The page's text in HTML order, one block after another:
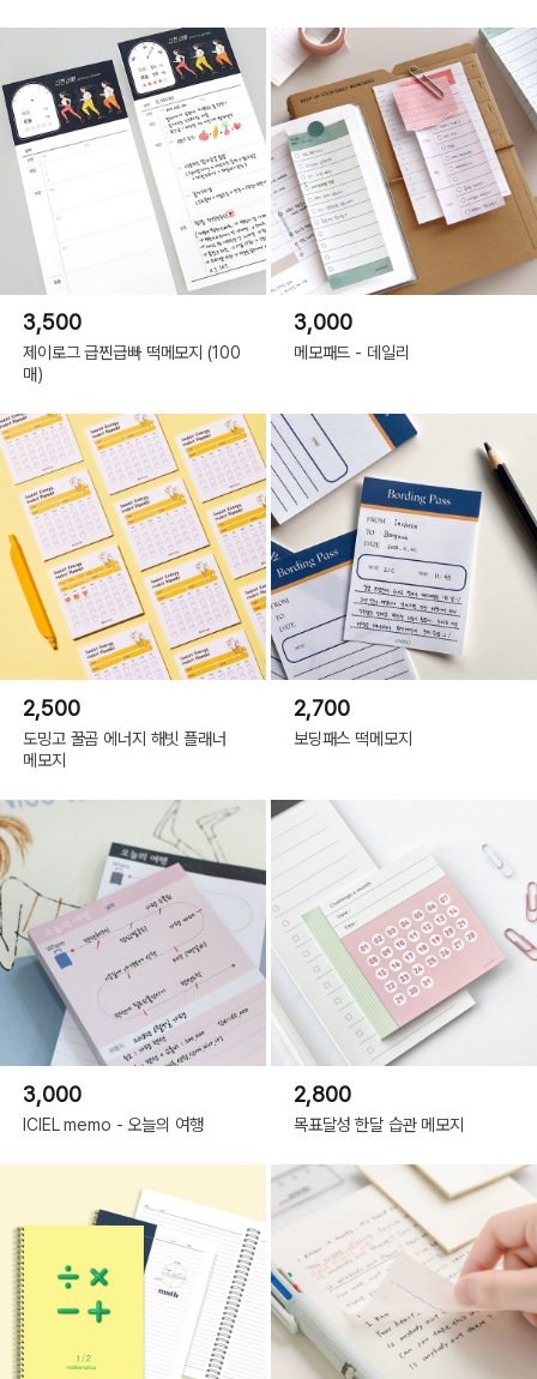
3,500
제이로그 급찐급빠 떡메모지 (100
매)
3,000
메모패드 - 데일리
2,500
도밍고 꿀곰 에너지 해빗 플래너
메모지
2,700
보딩패스 떡메모지
3,000
ICIEL memo - 오늘의 여행
2,800
목표달성 한달 습관 메모지